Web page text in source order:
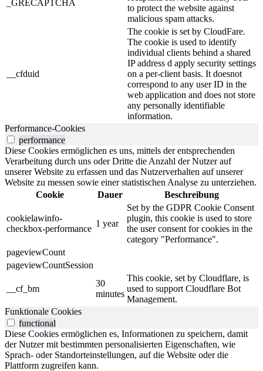
_GRECAPTCHA
to protect the website against
malicious spam attacks.
__cfduid
The cookie is set by CloudFare.
The cookie is used to identify
individual clients behind a shared
IP address d apply security settings
on a per-client basis. It doesnot
correspond to any user ID in the
web application and does not store
any personally identifiable
information.
Performance-Cookies
performance
Diese Cookies ermöglichen es uns, mittels der entsprechenden
Verarbeitung durch uns oder Dritte die Anzahl der Nutzer auf
unserer Website zu erfassen und das Nutzerverhalten auf unserer
Website zu messen sowie einer statistischen Analyse zu unterziehen.
Cookie
Dauer Beschreibung
cookielawinfo-
checkbox-performance
1 year
Set by the GDPR Cookie Consent
plugin, this cookie is used to store
the user consent for cookies in the
category "Performance".
pageviewCount
pageviewCountSession
__cf_bm
30
minutes
This cookie, set by Cloudflare, is
used to support Cloudflare Bot
Management.
Funktionale Cookies
functional
Diese Cookies ermöglichen es, Informationen zu speichern, damit
der Nutzer mit bestimmten personalisierten Eigenschaften, wie
Sprach- oder Standorteinstellungen, auf die Website oder die
Plattform zugreifen kann.